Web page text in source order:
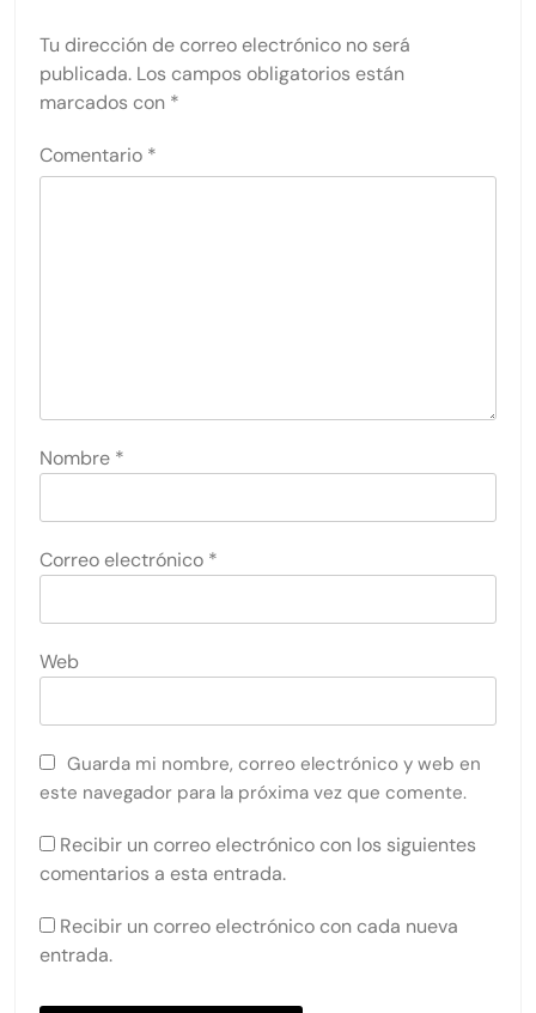
Tu dirección de correo electrónico no será
publicada. Los campos obligatorios están
marcados con *
Comentario *
Nombre *
Correo electrónico *
Web
Guarda mi nombre, correo electrónico y web en
este navegador para la próxima vez que comente.
Recibir un correo electrónico con los siguientes
comentarios a esta entrada.
Recibir un correo electrónico con cada nueva
entrada.